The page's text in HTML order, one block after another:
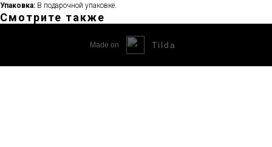
Упаковка: В подарочной упаковке.
Смотрите также
Made on Tilda